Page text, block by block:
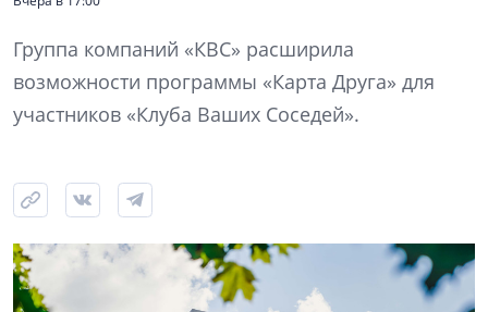
Группа компаний «КВС» расширила
возможности программы «Карта Друга» для
участников «Клуба Ваших Соседей».